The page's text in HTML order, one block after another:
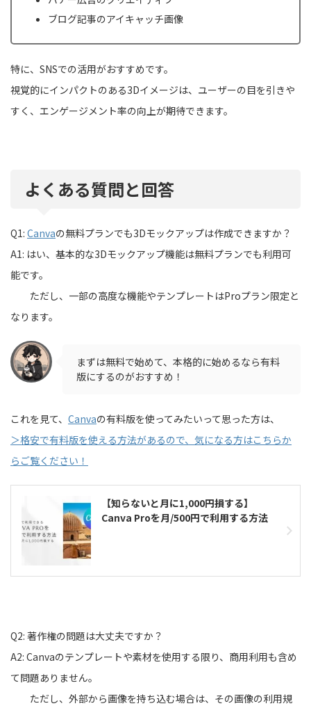
ブログ記事のアイキャッチ画像
特に、SNSでの活用がおすすめです。
視覚的にインパクトのある3Dイメージは、ユーザーの目を引きや
すく、エンゲージメント率の向上が期待できます。
よくある質問と回答
Q1: Canvaの無料プランでも3Dモックアップは作成できますか？
A1: はい、基本的な3Dモックアップ機能は無料プランでも利用可
能です。
ただし、一部の高度な機能やテンプレートはProプラン限定と
なります。
まずは無料で始めて、本格的に始めるなら有料
版にするのがおすすめ！
これを見て、 Canvaの有料版を使ってみたいって思った方は、
＞格安で有料版を使える方法があるので、気になる方はこちらか
らご覧ください！
【知らないと月に1,000円損する】
Canva Proを月/500円で利用する方法
Q2: 著作権の問題は大丈夫ですか？
A2: Canvaのテンプレートや素材を使用する限り、商用利用も含め
て問題ありません。
ただし、外部から画像を持ち込む場合は、その画像の利用規